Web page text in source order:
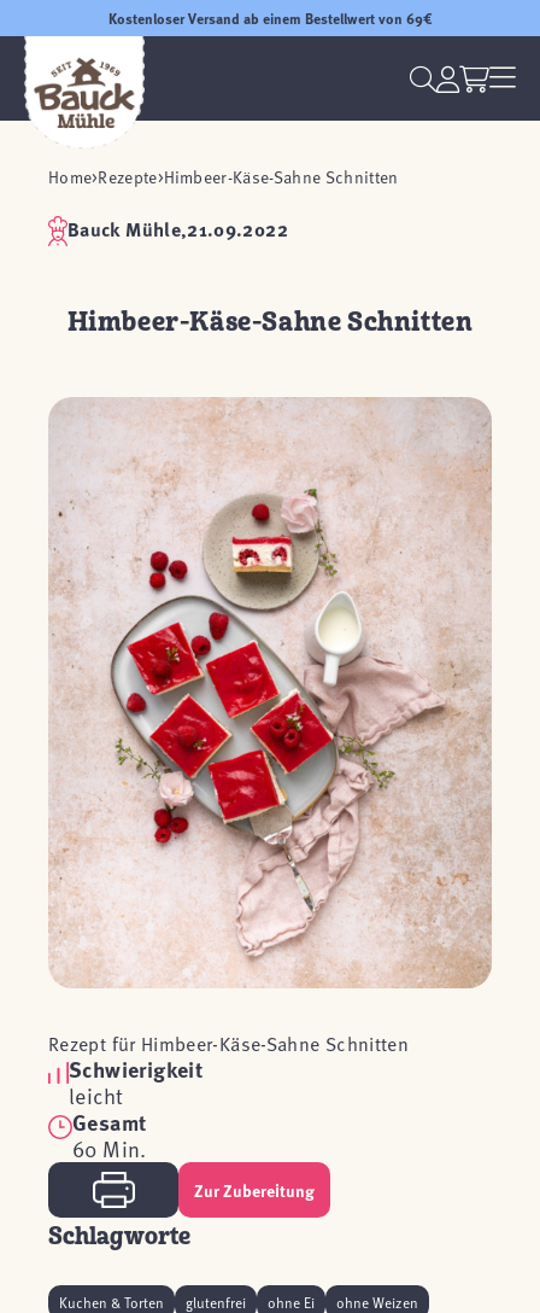
Kostenloser Versand ab einem Bestellwert von 69€
Home Rezepte Himbeer-Käse-Sahne Schnitten
Bauck Mühle,21.09.2022
Himbeer-Käse-Sahne Schnitten
Rezept für Himbeer-Käse-Sahne Schnitten
Schwierigkeit
leicht
Gesamt
60 Min.
Zur Zubereitung
Schlagworte
Kuchen & Torten glutenfrei ohne Ei
ohne Weizen